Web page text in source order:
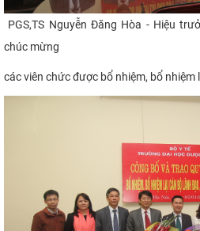
PGS,TS Nguyễn Đăng Hòa - Hiệu
chúc mừng
các viên chức được bổ nhiệm, bổ